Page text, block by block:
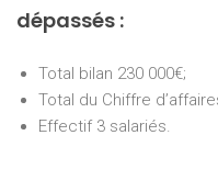
dépassés :
Total bilan 230 000€;
Total du Chiffre
Effectif 3 salariés.